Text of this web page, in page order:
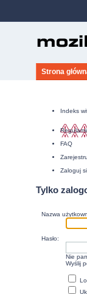
Strona
Indeks
FAQ
Zaloguj
Tylko
Nazwa
Hasło:
Nie
Wyślij